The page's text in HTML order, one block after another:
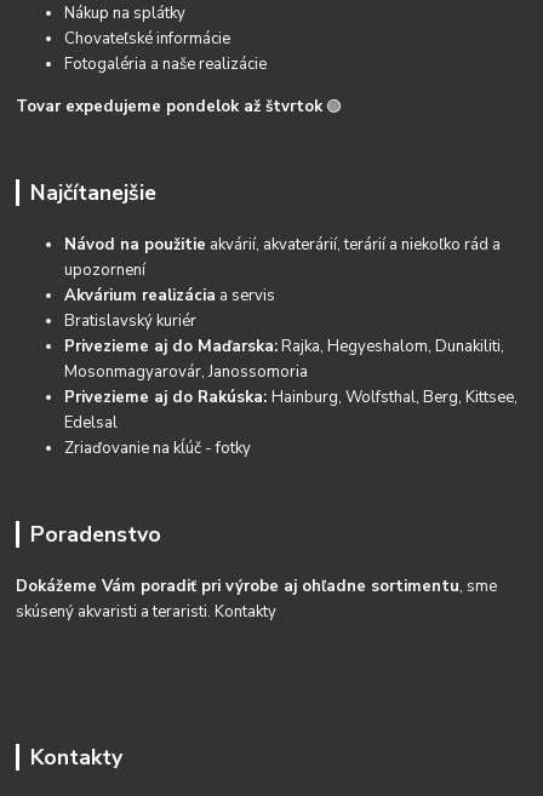
Nákup na splátky
Chovateľské informácie
Fotogaléria a naše realizácie
Tovar expedujeme pondelok až štvrtok 🟢
Najčítanejšie
Návod na použitie akvárií, akvaterárií, terárií a niekoľko rád a
upozornení
Akvárium realizácia a servis
Bratislavský kuriér
Privezieme aj do Maďarska:Rajka, Hegyeshalom, Dunakiliti,
Mosonmagyarovár, Janossomoria
Privezieme aj do Rakúska:Hainburg, Wolfsthal, Berg, Kittsee,
Edelsal
Zriaďovanie na kĺúč - fotky
Poradenstvo
Dokážeme Vám poradiť pri výrobe aj ohľadne sortimentu, sme
skúsený akvaristi a teraristi.Kontakty
Kontakty